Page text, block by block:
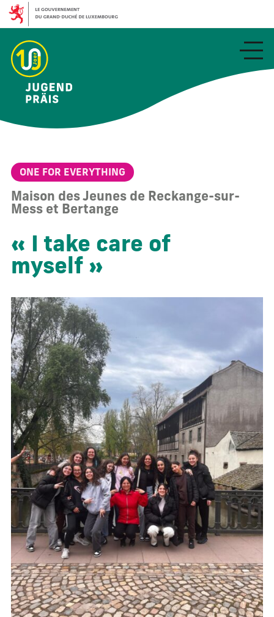
ONE FOR EVERYTHING
Maison des Jeunes de Reckange-sur-
Mess et Bertange
« I take care of
myself »